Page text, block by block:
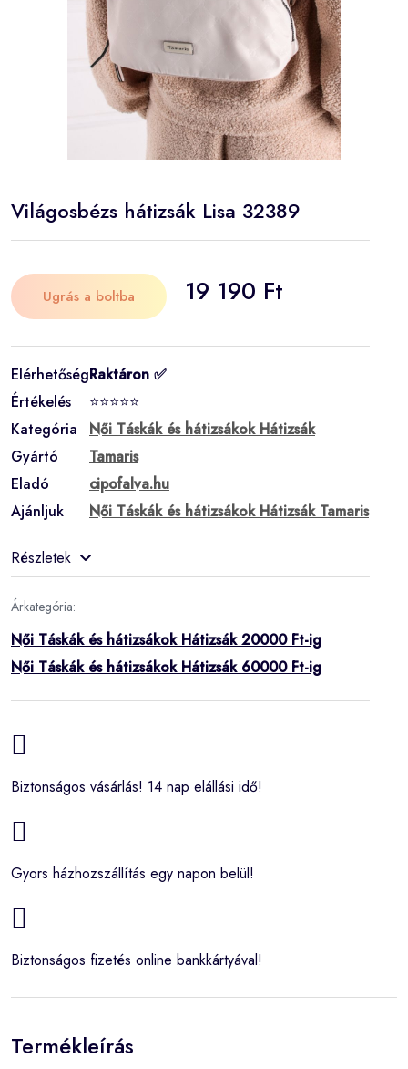
Világosbézs hátizsák Lisa 32389
Ugrás a boltba 19 190 Ft
ElérhetőségRaktáron ✅
Értékelés
⭐⭐⭐⭐⭐
Kategória
Női Táskák és hátizsákok Hátizsák
Gyártó
Tamaris
Eladó
cipofalva.hu
Ajánljuk
Női Táskák és hátizsákok Hátizsák Tamaris
Részletek
Árkategória:
Női Táskák és hátizsákok Hátizsák 20000 Ft-ig
Női Táskák és hátizsákok Hátizsák 60000 Ft-ig
Biztonságos vásárlás! 14 nap elállási idő!
Gyors házhozszállítás egy napon belül!
Biztonságos fizetés online bankkártyával!
Termékleírás